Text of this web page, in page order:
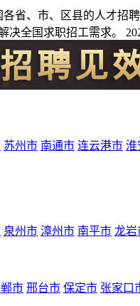
各省、市、区县的人才
决全国求职招工需求。
苏州市 南通市 连云港市 淮
泉州市 漳州市 南平市 龙岩
市 邢台市 保定市 张家口